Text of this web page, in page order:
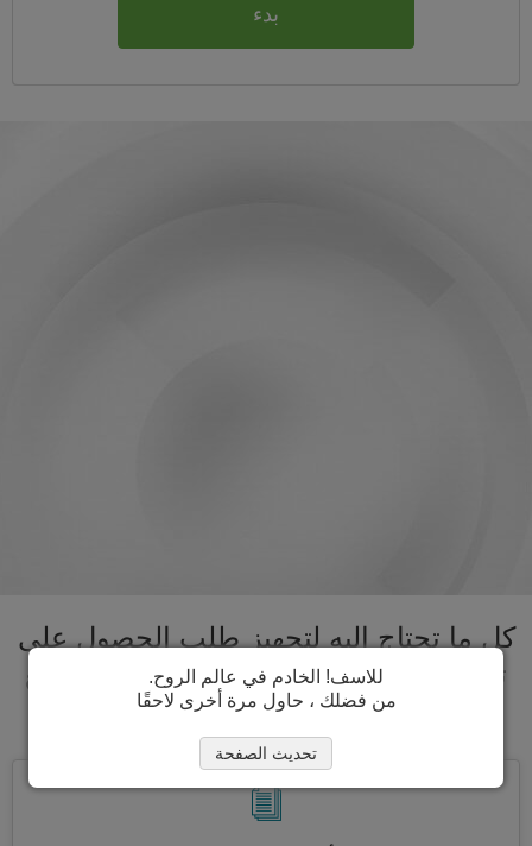
بدء
كل ما تحتاج اليه لتجهيز طلب الحصول على
تأشيرة مدغشقر تحت سقف واحد. تسريع
عملية الحصول على تأشيرة مدغشقر
للاسف! الخادم في عالم الروح.
من فضلك ، حاول مرة أخرى لاحقًا
تحديث الصفحة